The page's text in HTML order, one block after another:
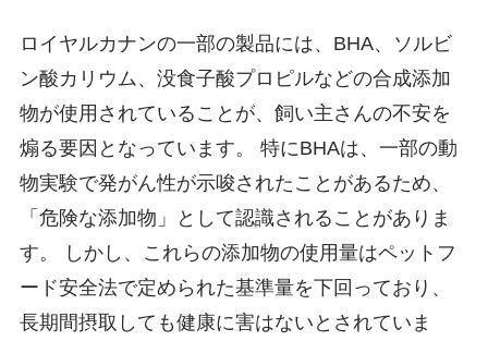
ロイヤルカナンの一部の製品には、BHA、ソルビ
ン酸カリウム、没食子酸プロピルなどの合成添加
物が使用されていることが、飼い主さんの不安を
煽る要因となっています。 特にBHAは、一部の動
物実験で発がん性が示唆されたことがあるため、
「危険な添加物」として認識されることがありま
す。 しかし、これらの添加物の使用量はペットフ
ード安全法で定められた基準量を下回っており、
長期間摂取しても健康に害はないとされていま